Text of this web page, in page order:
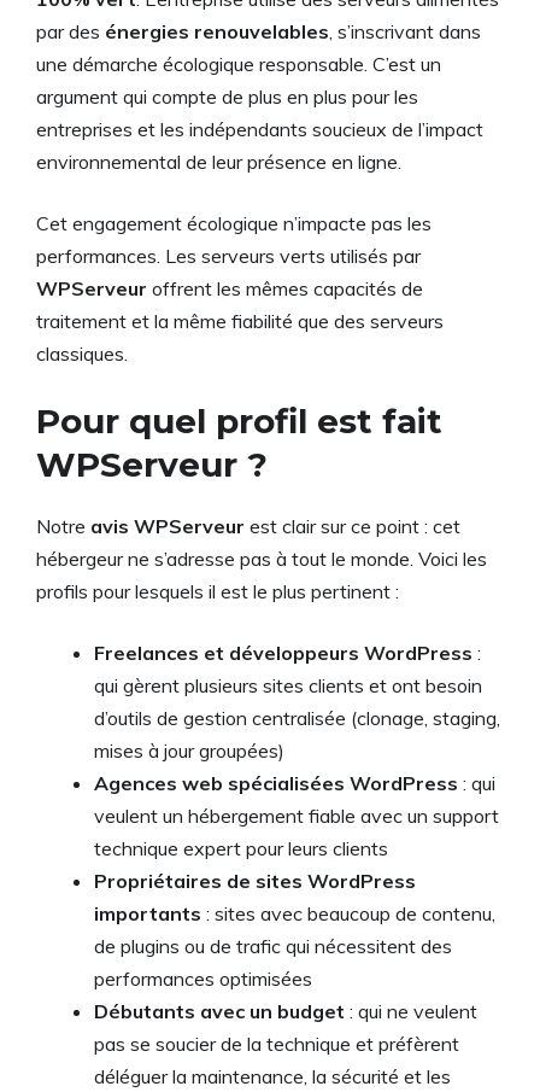
par des énergies renouvelables , s’inscrivant dans
une démarche écologique responsable. C’est un
argument qui compte de plus en plus pour les
entreprises et les indépendants soucieux de l’impact
environnemental de leur présence en ligne.
Cet engagement écologique n’impacte pas les
performances. Les serveurs verts utilisés par
WPServeur offrent les mêmes capacités de
traitement et la même fiabilité que des serveurs
classiques.
Pour quel profil est fait
WPServeur ?
Notre avis WPServeur est clair sur ce point : cet
hébergeur ne s’adresse pas à tout le monde. Voici les
profils pour lesquels il est le plus pertinent :
Freelances et développeurs WordPress :
qui gèrent plusieurs sites clients et ont besoin
d’outils de gestion centralisée (clonage, staging,
mises à jour groupées)
Agences web spécialisées WordPress : qui
veulent un hébergement fiable avec un support
technique expert pour leurs clients
Propriétaires de sites WordPress
importants : sites avec beaucoup de contenu,
de plugins ou de trafic qui nécessitent des
performances optimisées
Débutants avec un budget : qui ne veulent
pas se soucier de la technique et préfèrent
déléguer la maintenance, la sécurité et les